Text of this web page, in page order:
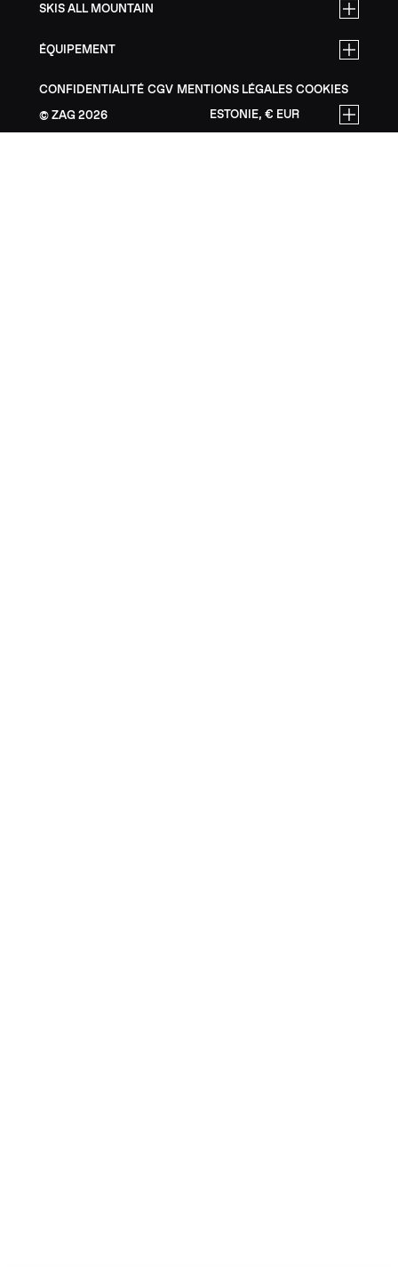
SKIS ALL MOUNTAIN
ÉQUIPEMENT
CONFIDENTIALITÉ CGV MENTIONS LÉGALES COOKIES
ZAG 2026 ESTONIE, € EUR